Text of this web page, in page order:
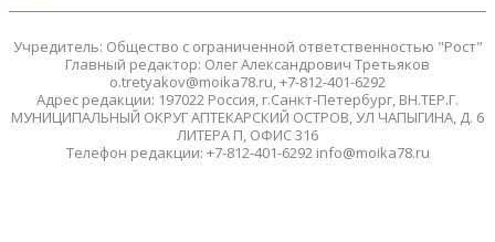
Учредитель: Общество с ограниченной ответственностью "Рост"
Главный редактор: Олег Александрович Третьяков
o.tretyakov@moika78.ru, +7-812-401-6292
Адрес редакции: 197022 Россия, г.Санкт-Петербург, ВН.ТЕР.Г.
МУНИЦИПАЛЬНЫЙ ОКРУГ АПТЕКАРСКИЙ ОСТРОВ, УЛ ЧАПЫГИНА, Д. 6
ЛИТЕРА П, ОФИС 316
Телефон редакции: +7-812-401-6292 info@moika78.ru